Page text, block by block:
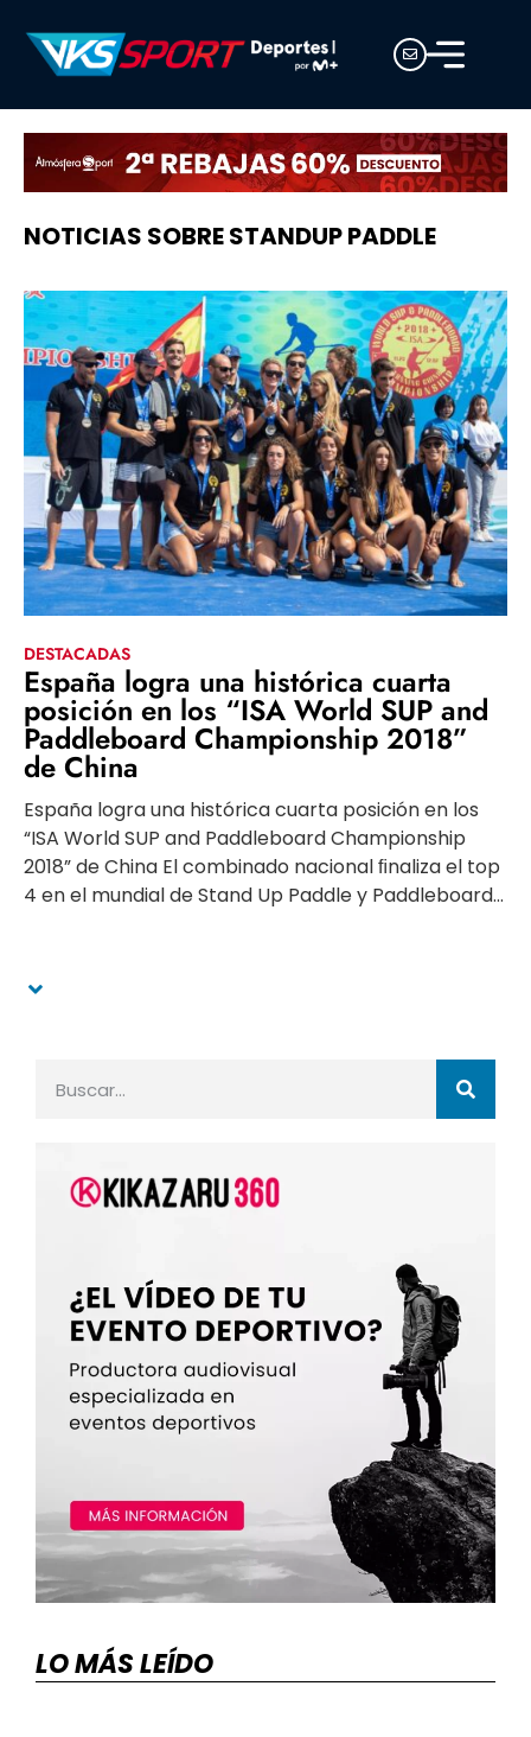
NOTICIAS SOBRE STANDUP PADDLE
DESTACADAS
España logra una histórica cuarta
posición en los “ISA World SUP and
Paddleboard Championship 2018”
de China
España logra una histórica cuarta posición en los
“ISA World SUP and Paddleboard Championship
2018” de China El combinado nacional ﬁnaliza el top
4 en el mundial de Stand Up Paddle y Paddleboard...
LO MÁS LEÍDO